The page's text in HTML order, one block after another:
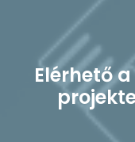
Elérhető